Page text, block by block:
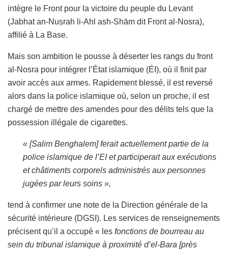
intègre le Front pour la victoire du peuple du Levant
(Jabhat an-Nuṣrah li-Ahl ash-Shām dit Fronta l-Nosra),
affilié à La Base.
Mais son ambition le pousse à déserter les rangs du front
al-Nosra pour intégrer l’État islamique (ÉI), où il finit par
avoir accès aux armes. Rapidement blessé, il est reversé
alors dans la police islamique où, selon un proche, il est
chargé de mettre des amendes pour des délits tels que la
possession illégale de cigarettes.
« [Salim Benghalem] ferait actuellement partie de la
police islamique de l’EI et participerait aux exécutions
et châtiments corporels administrés aux personnes
jugées par leurs soins »,
tend à confirmer une note de la Direction générale de la
sécurité intérieure (DGSI). Les services de renseignements
précisent qu’il a occupé « les fonctions de bourreau au
sein du tribunal islamique à proximité d’el-Bara [près